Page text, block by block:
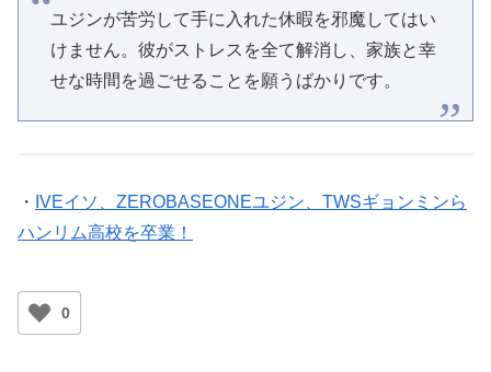
ユジンが苦労して手に入れた休暇を邪魔してはい
けません。彼がストレスを全て解消し、家族と幸
せな時間を過ごせることを願うばかりです。
・ IVEイソ、ZEROBASEONEユジン、TWSギョンミンら
ハンリム高校を卒業！
0